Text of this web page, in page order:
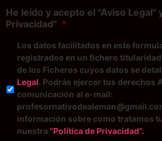
He leído y acepto el "Aviso Legal"
Privacidad" *
Los datos facilitados en este
registrados en un fichero
de los Ficheros cuyos datos se
Legal. Podrás ejercer tus derechos
comunicación al e-mail:
información sobre como tratamos
nuestra “Política de Privacidad”.